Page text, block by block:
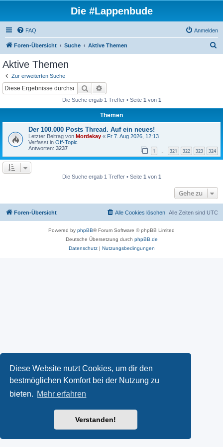
Diese Website nutzt Cookies, um dir den
bestmöglichen Komfort bei der Nutzung zu
bieten. Mehr erfahren
Verstanden!
Die #Lappenbude
FAQ Anmelden
Foren-Übersicht Suche Aktive Themen
Aktive Themen
Zur erweiterten Suche
Suche
Die Suche ergab 1 Treffer • Seite 1 von 1
Themen
Der 100.000 Posts Thread. Auf ein neues!
Letzter Beitrag von Mordekay « Fr 7. Aug 2026, 12:13
Verfasst in Off-Topic
Antworten: 3237 1 321 322 323 324
Die Suche ergab 1 Treffer • Seite 1 von 1
Gehe zu
Foren-Übersicht Alle Zeiten sind UTC
Alle Cookies löschen
Powered by phpBB® Forum Software © phpBB Limited
Deutsche Übersetzung durch phpBB.de
Datenschutz| Nutzungsbedingungen